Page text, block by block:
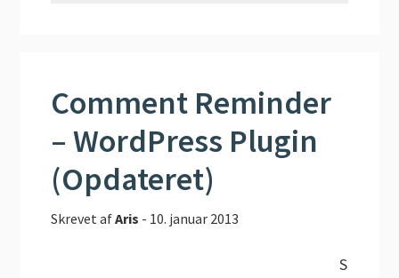
Comment Reminder
– WordPress Plugin
(Opdateret)
Skrevet afAris - 10. januar 2013
S